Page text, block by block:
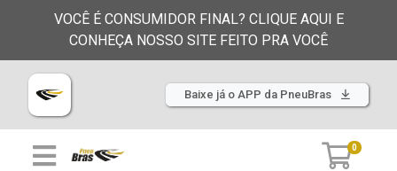
VOCÊ É CONSUMIDOR FINAL? CLIQUE AQUI E
CONHEÇA NOSSO SITE FEITO PRA VOCÊ
Baixe já o APP da PneuBras
0